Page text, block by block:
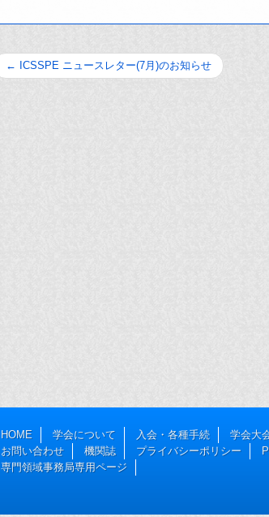
← ICSSPE ニュースレター(7月)のお知らせ
HOME 学会について 入会・各種手続 学会大
お問い合わせ
機関誌 プライバシーポリシー
専門領域事務局専用ページ